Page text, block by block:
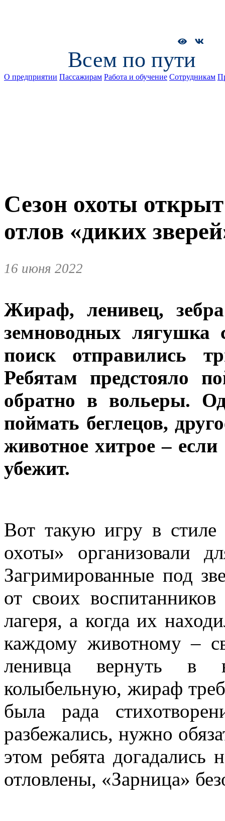
Всем по пути
О предприятии Пассажирам Работа и обучение Сотрудникам
Сезон охоты
отлов «диких
16 июня 2022
Жираф, ленивец,
земноводных лягушка
поиск отправились
Ребятам предстояло
обратно в вольеры.
поймать беглецов,
животное хитрое –
убежит.
Вот такую игру в стиле
охоты» организовали
Загримированные под
от своих
лагеря, а когда их
каждому животному –
ленивца вернуть в
колыбельную, жираф
была рада
разбежались, нужно
этом ребята догадались
отловлены, «Зарница»